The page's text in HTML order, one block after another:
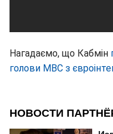
Нагадаємо, що Кабмін
голови МВС з